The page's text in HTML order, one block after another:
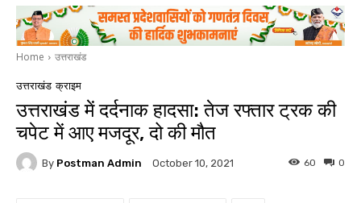
Home उत्तराखंड
उत्तराखंड क्राइम
उत्तराखंड में दर्दनाक हादसा: तेज रफ्तार ट्रक की
चपेट में आए मजदूर, दो की मौत
By Postman Admin October 10, 2021 0
60